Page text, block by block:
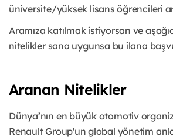
üniversite/yüksek lisans öğrencileri
Aramıza katılmak istiyorsan ve
nitelikler sana uygunsa bu ilana
Aranan Nitelikler
Dünya’nın en büyük otomotiv
Renault Group'un global yönetim